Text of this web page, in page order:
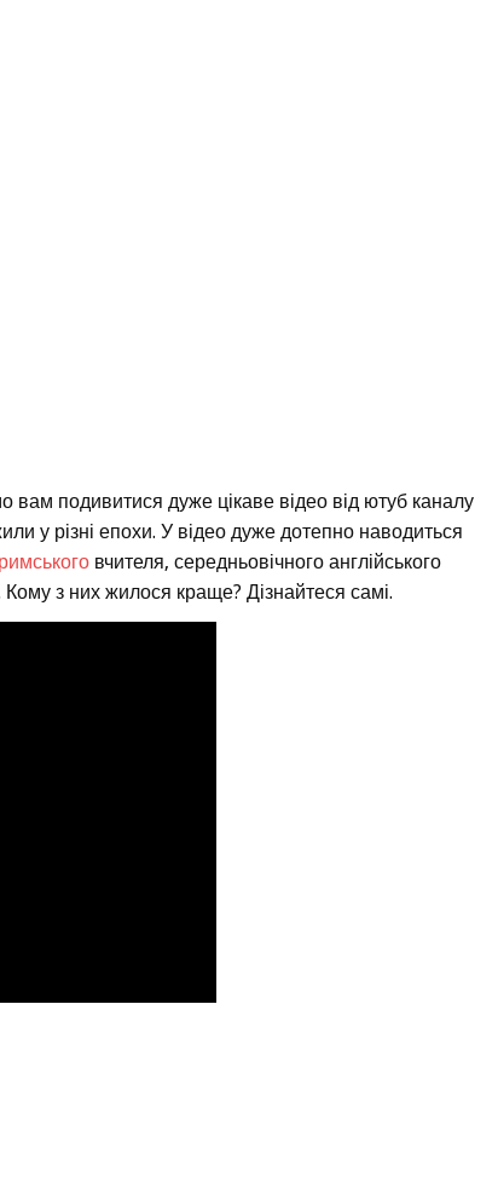
вам подивитися дуже цікаве відео від ютуб каналу
у різні епохи. У відео дуже дотепно наводиться
римськоговчителя, середньовічного англійського
Кому з них жилося краще? Дізнайтеся самі.